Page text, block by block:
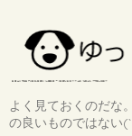
よく見ておくのだな
の良いものではない